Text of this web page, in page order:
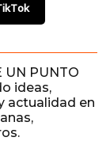
UN PUNTO
ideas,
actualidad en